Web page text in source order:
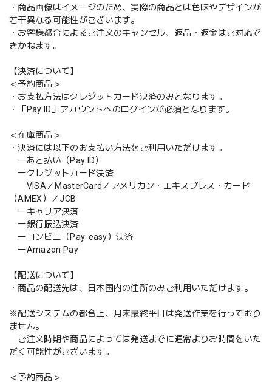
・商品画像はイメージのため、実際の商品とは色味やデザインが
若干異なる可能性がございます。
・お客様都合によるご注文のキャンセル、返品・返金はご対応で
きかねます。
【決済について】
＜予約商品＞
・お支払方法はクレジットカード決済のみとなります。
・「Pay ID」アカウントへのログインが必須となります。
＜在庫商品＞
・決済には以下のお支払い方法をご利用いただけます。
ーあと払い（Pay ID）
ークレジットカード決済
VISA／MasterCard／アメリカン・エキスプレス・カード
（AMEX）／JCB
ーキャリア決済
ー銀行振込決済
ーコンビニ（Pay-easy）決済
ーAmazon Pay
【配送について】
・商品の配送先は、日本国内の住所のみご利用いただけます。
※配送システムの都合上、月末最終平日は発送作業を行っており
ません。
ご注文時期や商品によっては発送までに通常よりお時間をいた
だく可能性がございます。
＜予約商品＞